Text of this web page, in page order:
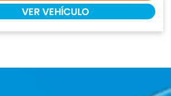
VER VEHÍCULO